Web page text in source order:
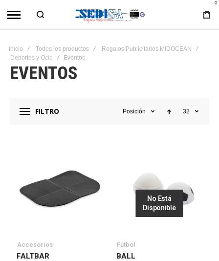
0
Inicio Todos los productos
Regalos Publicitarios MIDOCEAN
Deportes y Ocio
Eventos
EVENTOS
FILTRO Posición 32
Accesorios
FALTBAR
No Está
Disponible
Fútbol
BALL